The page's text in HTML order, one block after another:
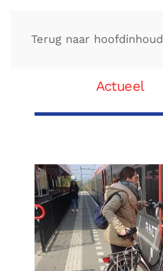
Terug naar hoofdinhoud
Actueel